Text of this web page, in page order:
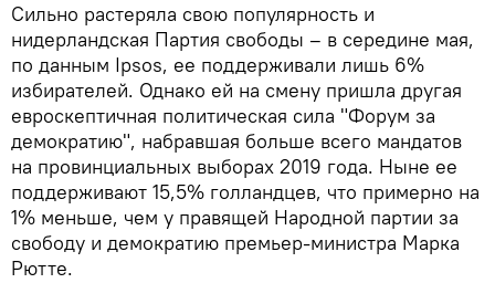
Сильно растеряла свою популярность и
нидерландская Партия свободы – в середине мая,
по данным Ipsos, ее поддерживали лишь 6%
избирателей. Однако ей на смену пришла другая
евроскептичная политическая сила "Форум за
демократию", набравшая больше всего мандатов
на провинциальных выборах 2019 года. Ныне ее
поддерживают 15,5% голландцев, что примерно на
1% меньше, чем у правящей Народной партии за
свободу и демократию премьер-министра Марка
Рютте.